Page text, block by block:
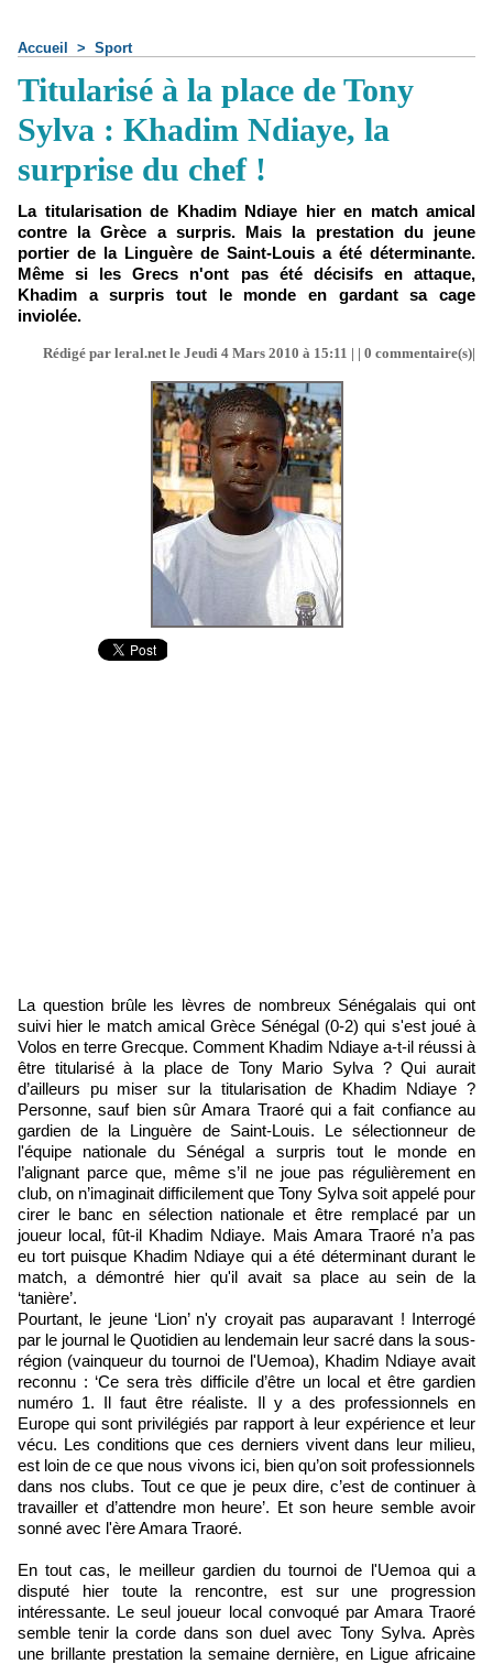
Accueil > Sport
Titularisé à la place de Tony
Sylva : Khadim Ndiaye, la
surprise du chef !
La titularisation de Khadim Ndiaye hier en match amical
contre la Grèce a surpris. Mais la prestation du jeune
portier de la Linguère de Saint-Louis a été déterminante.
Même si les Grecs n'ont pas été décisifs en attaque,
Khadim a surpris tout le monde en gardant sa cage
inviolée.
Rédigé par leral.net le Jeudi 4 Mars 2010 à 15:11 | | 0 commentaire(s)|
La question brûle les lèvres de nombreux Sénégalais qui ont
suivi hier le match amical Grèce Sénégal (0-2) qui s'est joué à
Volos en terre Grecque. Comment Khadim Ndiaye a-t-il réussi à
être titularisé à la place de Tony Mario Sylva ? Qui aurait
d’ailleurs pu miser sur la titularisation de Khadim Ndiaye ?
Personne, sauf bien sûr Amara Traoré qui a fait confiance au
gardien de la Linguère de Saint-Louis. Le sélectionneur de
l'équipe nationale du Sénégal a surpris tout le monde en
l’alignant parce que, même s’il ne joue pas régulièrement en
club, on n’imaginait difficilement que Tony Sylva soit appelé pour
cirer le banc en sélection nationale et être remplacé par un
joueur local, fût-il Khadim Ndiaye. Mais Amara Traoré n’a pas
eu tort puisque Khadim Ndiaye qui a été déterminant durant le
match, a démontré hier qu'il avait sa place au sein de la
‘tanière’.
Pourtant, le jeune ‘Lion’ n'y croyait pas auparavant ! Interrogé
par le journal le Quotidien au lendemain leur sacré dans la sous-
région (vainqueur du tournoi de l'Uemoa), Khadim Ndiaye avait
reconnu : ‘Ce sera très difficile d’être un local et être gardien
numéro 1. Il faut être réaliste. Il y a des professionnels en
Europe qui sont privilégiés par rapport à leur expérience et leur
vécu. Les conditions que ces derniers vivent dans leur milieu,
est loin de ce que nous vivons ici, bien qu’on soit professionnels
dans nos clubs. Tout ce que je peux dire, c’est de continuer à
travailler et d’attendre mon heure’. Et son heure semble avoir
sonné avec l'ère Amara Traoré.
En tout cas, le meilleur gardien du tournoi de l'Uemoa qui a
disputé hier toute la rencontre, est sur une progression
intéressante. Le seul joueur local convoqué par Amara Traoré
semble tenir la corde dans son duel avec Tony Sylva. Après
une brillante prestation la semaine dernière, en Ligue africaine